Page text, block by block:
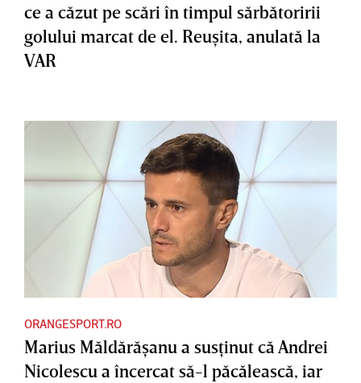
ce a căzut pe scări în timpul sărbătoririi
golului marcat de el. Reuşita, anulată la
VAR
ORANGESPORT.RO
Marius Măldărăşanu a susţinut că Andrei
Nicolescu a încercat să-l păcălească, iar